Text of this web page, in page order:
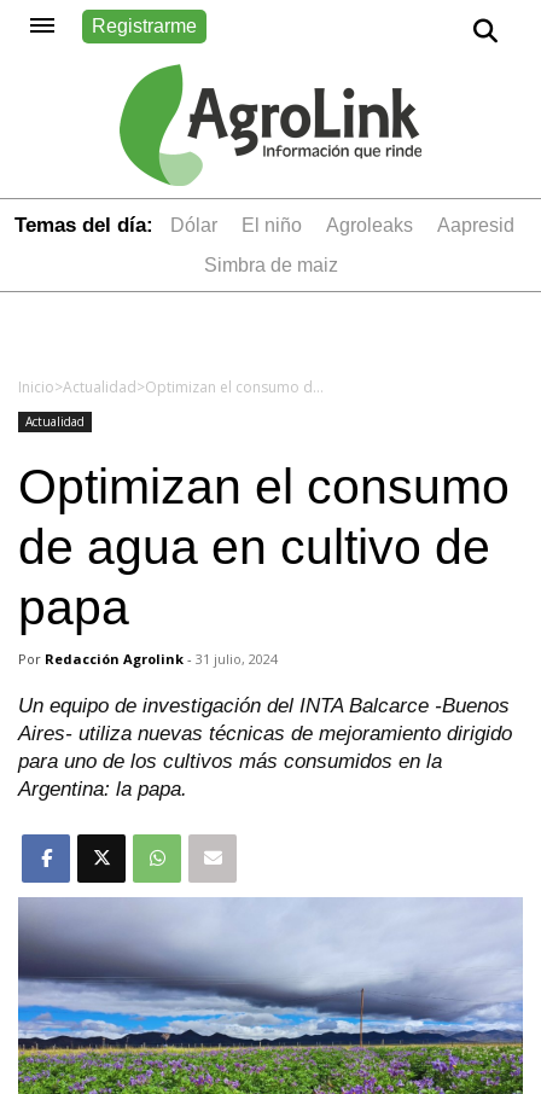
Registrarme
Temas del día: dólar el niño Agroleaks
aapresid
simbra de maiz
Inicio>Actualidad> Optimizan el consumo de agua en cultivo de papa
Actualidad
Optimizan el consumo
de agua en cultivo de
papa
Por Redacción Agrolink - 31 julio, 2024
Un equipo de investigación del INTA Balcarce -Buenos
Aires- utiliza nuevas técnicas de mejoramiento dirigido
para uno de los cultivos más consumidos en la
Argentina: la papa.